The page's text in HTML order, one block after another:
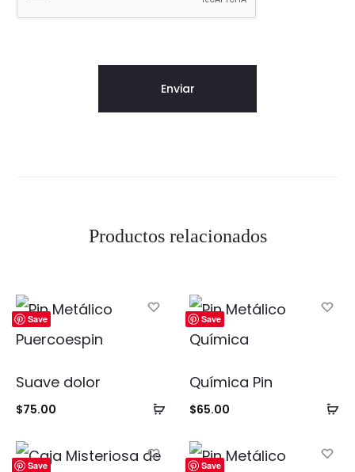
Productos relacionados
Save
Añadir
carrito
Suave dolor
$75.00
Save
Química Pin
$65.00
Save Save